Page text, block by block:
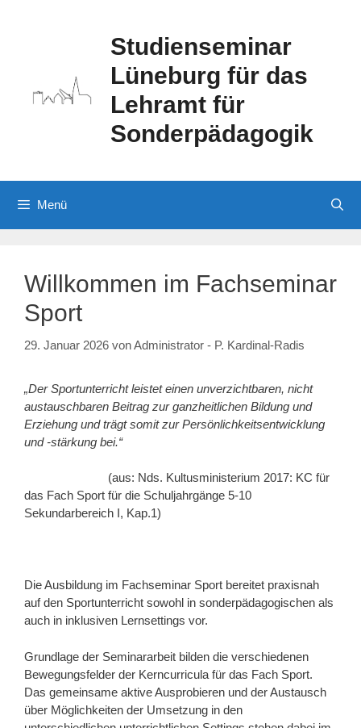
Studienseminar
Lüneburg für das
Lehramt für
Sonderpädagogik
Menü
Willkommen im Fachseminar
Sport
29. Januar 2026 vonAdministrator - P. Kardinal-Radis
„Der Sportunterricht leistet einen unverzichtbaren, nicht
austauschbaren Beitrag zur ganzheitlichen Bildung und
Erziehung und trägt somit zur Persönlichkeitsentwicklung
und -stärkung bei.“
(aus: Nds. Kultusministerium 2017: KC für
das Fach Sport für die Schuljahrgänge 5-10
Sekundarbereich I, Kap.1)
Die Ausbildung im Fachseminar Sport bereitet praxisnah
auf den Sportunterricht sowohl in sonderpädagogischen als
auch in inklusiven Lernsettings vor.
Grundlage der Seminararbeit bilden die verschiedenen
Bewegungsfelder der Kerncurricula für das Fach Sport.
Das gemeinsame aktive Ausprobieren und der Austausch
über Möglichkeiten der Umsetzung in den